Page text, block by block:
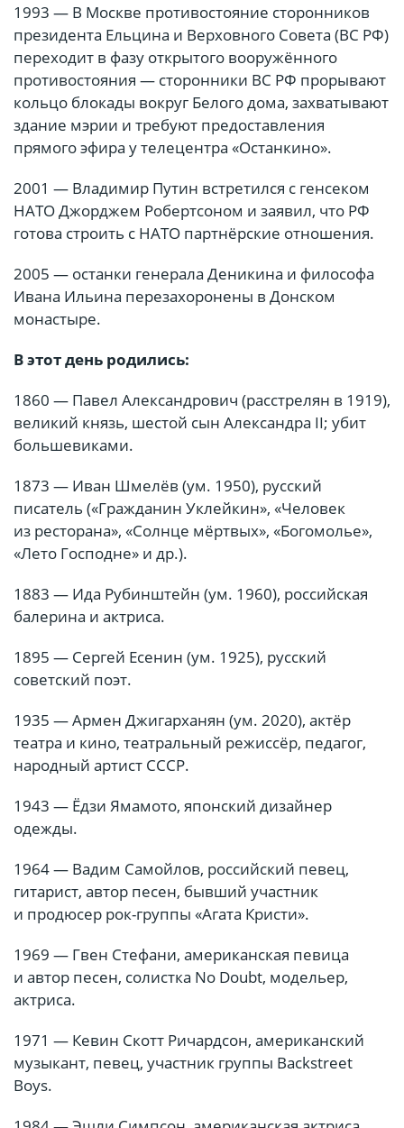
1993 — В Москве противостояние сторонников
президента Ельцина и Верховного Совета (ВС РФ)
переходит в фазу открытого вооружённого
противостояния — сторонники ВС РФ прорывают
кольцо блокады вокруг Белого дома, захватывают
здание мэрии и требуют предоставления
прямого эфира у телецентра «Останкино».
2001 — Владимир Путин встретился с генсеком
НАТО Джорджем Робертсоном и заявил, что РФ
готова строить с НАТО партнёрские отношения.
2005 — останки генерала Деникина и философа
Ивана Ильина перезахоронены в Донском
монастыре.
В этот день родились:
1860 — Павел Александрович (расстрелян в 1919),
великий князь, шестой сын Александра II; убит
большевиками.
1873 — Иван Шмелёв (ум. 1950), русский
писатель («Гражданин Уклейкин», «Человек
из ресторана», «Солнце мёртвых», «Богомолье»,
«Лето Господне» и др.).
1883 — Ида Рубинштейн (ум. 1960), российская
балерина и актриса.
1895 — Сергей Есенин (ум. 1925), русский
советский поэт.
1935 — Армен Джигарханян (ум. 2020), актёр
театра и кино, театральный режиссёр, педагог,
народный артист СССР.
1943 — Ёдзи Ямамото, японский дизайнер
одежды.
1964 — Вадим Самойлов, российский певец,
гитарист, автор песен, бывший участник
и продюсер рок-группы «Агата Кристи».
1969 — Гвен Стефани, американская певица
и автор песен, солистка No Doubt, модельер,
актриса.
1971 — Кевин Скотт Ричардсон, американский
музыкант, певец, участник группы Backstreet
Boys.